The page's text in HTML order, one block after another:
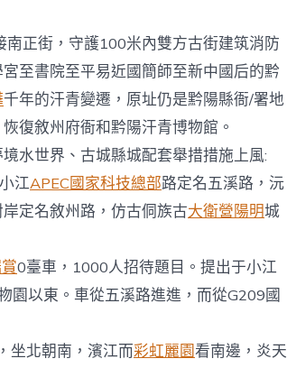
正街，守護100米內雙方古街建筑消防
至書院至平易近國簡師至新中國后的黔
千年的汗青變遷，原址仍是黔陽縣衙/署地
復敘州府衙和黔陽汗青博物館。
水世界、古城縣城配套舉措措施上風:
江APEC國家科技總部路定名五溪路，沅
定名敘州路，仿古侗族古大衛營陽明城
0臺車，1000人招待題目。提出于小江
園以東。車從五溪路進進，而從G209國
坐北朝南，濱江而彩虹麗園看南邊，炎天